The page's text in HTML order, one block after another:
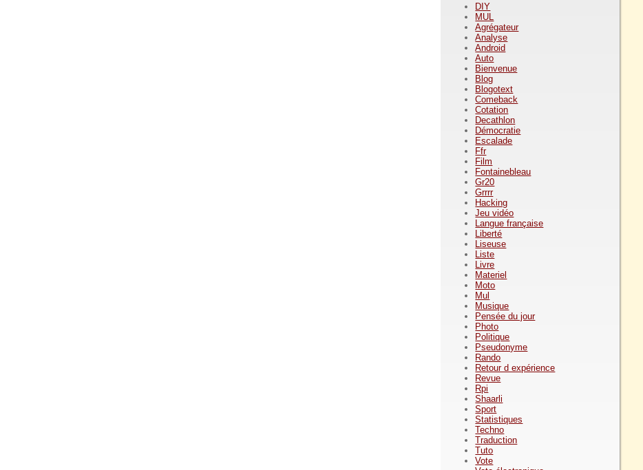
DIY
MUL
Agrégateur
Analyse
Android
Auto
Bienvenue
Blog
Blogotext
Comeback
Cotation
Decathlon
Démocratie
Escalade
Ffr
Film
Fontainebleau
Gr20
Grrrr
Hacking
Jeu vidéo
Langue française
Liberté
Liseuse
Liste
Livre
Materiel
Moto
Mul
Musique
Pensée du jour
Photo
Politique
Pseudonyme
Rando
Retour d expérience
Revue
Rpi
Shaarli
Sport
Statistiques
Techno
Traduction
Tuto
Vote